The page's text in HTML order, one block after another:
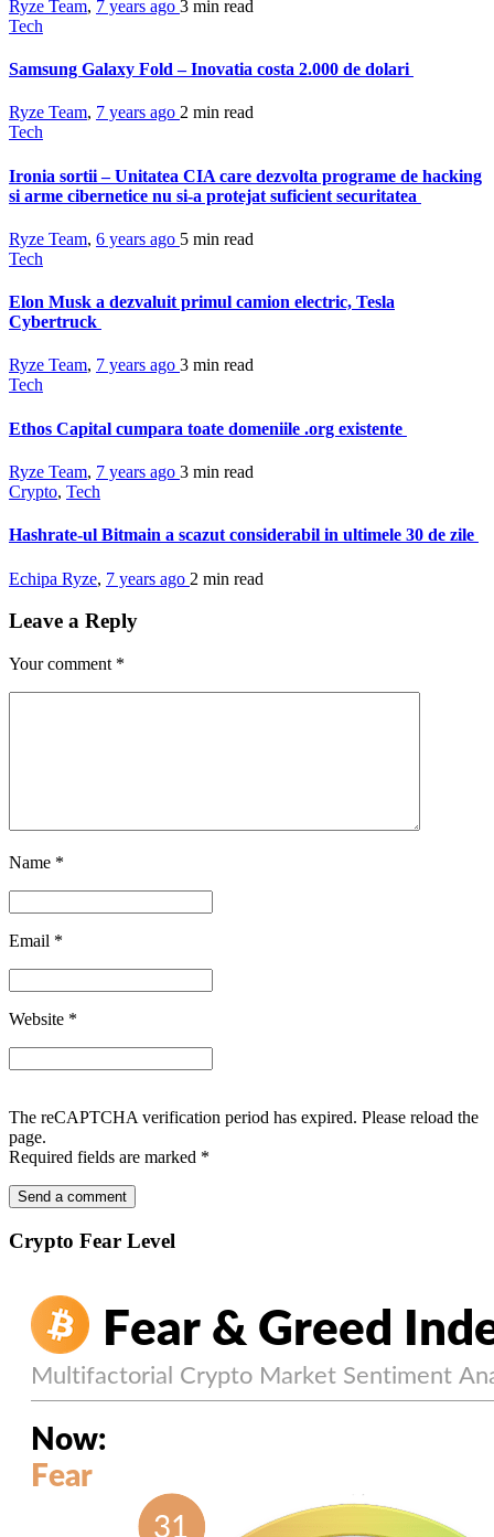
Ryze Team, 7 years ago 3 min read
Tech
Samsung Galaxy Fold – Inovatia costa 2.000 de dolari
Ryze Team, 7 years ago 2 min read
Tech
Ironia sortii – Unitatea CIA care dezvolta programe de hacking
si arme cibernetice nu si-a protejat suficient securitatea
Ryze Team, 6 years ago 5 min read
Tech
Elon Musk a dezvaluit primul camion electric, Tesla
Cybertruck
Ryze Team, 7 years ago 3 min read
Tech
Ethos Capital cumpara toate domeniile .org existente
Ryze Team, 7 years ago 3 min read
Crypto, Tech
Hashrate-ul Bitmain a scazut considerabil in ultimele 30 de zile
Echipa Ryze, 7 years ago 2 min read
Leave a Reply
Your comment *
Name *
Email *
Website *
The reCAPTCHA verification period has expired. Please reload the
page.
Required fields are marked *
Crypto Fear Level